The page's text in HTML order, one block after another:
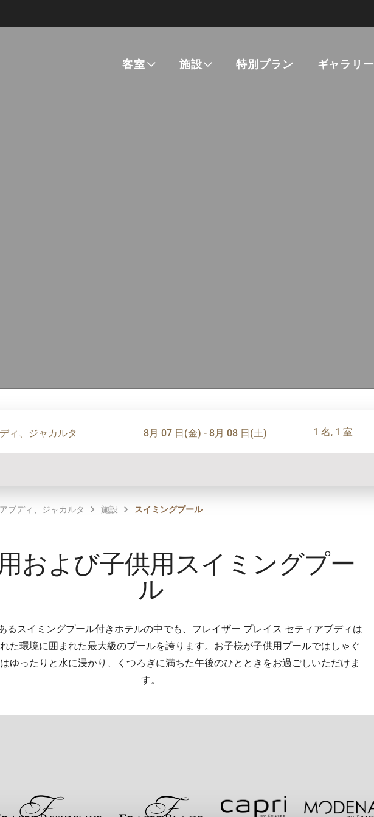
客室 施設 特別プラン ギャラリー
1 名, 1 室
ブディ、ジャカルタ 施設 スイミングプール
および子供用スイミングプー
ル
るスイミングプール付きホテルの中でも、フレイザー プレイス セティアブディは
た環境に囲まれた最大級のプールを誇ります。お子様が子供用プールではしゃぐ
ゆったりと水に浸かり、くつろぎに満ちた午後のひとときをお過ごしいただけま
す。